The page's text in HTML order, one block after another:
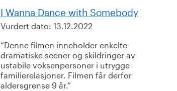
I Wanna Dance with Somebody
Vurdert dato: 13.12.2022
Denne filmen inneholder enkelte
dramatiske scener og skildringer av
ustabile voksenpersoner i utrygge
familierelasjoner. Filmen får derfor
aldersgrense 9 år.